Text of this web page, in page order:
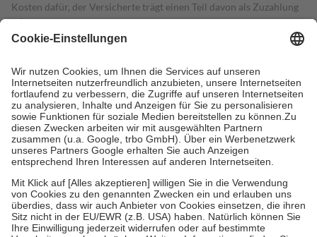
Kosten dafür, der Versicherte trägt einen Teil davon als Zuzahlung
mit.
Grundsätzlich leisten Mitglieder Zuzahlungen in Höhe von zehn
höchstens zehn Euro.
Es sind jedoch nie mehr als die tatsächlichen
Kosten der Leistung zu entrichten.
Diese Regeln gelten grundsätzlich auch für Online-Apotheken.
Bei Heilmitteln und häuslicher Krankenpflege beträgt die
Zuzahlung zehn Prozent der Kosten sowie zehn Euro je
Verordnung.
Um das Engagement der Versicherten für ihre eigene Gesundheit zu
stärken und die besondere Stellung der Familie zu unterstützen,
fallenkeine Zuzahlungenan bei:
• Kindern und Jugendlichen bis zum vollendeten 18. Lebensjahr
mit Ausnahme der Fahrkosten
• Untersuchungen zur Vorsorge und Früherkennung, die von der